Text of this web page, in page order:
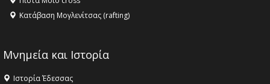
Κατάβαση Μογλενίτσας (rafting)
Μνημεία και Ιστορία
Ιστορία Έδεσσας